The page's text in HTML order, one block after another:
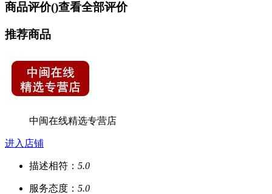
商品评价()查看全部评价
推荐商品
中闽在线精选专营店
进入店铺
描述相符： 5.0
服务态度： 5.0